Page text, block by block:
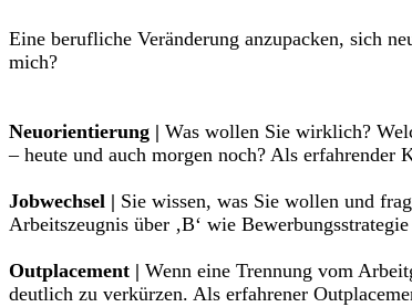
Eine berufliche Veränderung anzupacken, sich
mich?
Neuorientierung | Was wollen Sie wirklich?
– heute und auch morgen noch? Als erfahrender
Jobwechsel | Sie wissen, was Sie wollen und
Arbeitszeugnis über ‚B‘ wie
Outplacement | Wenn eine Trennung vom
deutlich zu verkürzen. Als erfahrener